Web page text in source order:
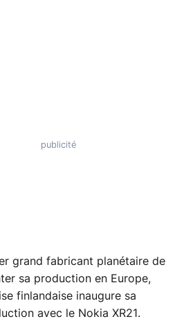
grand fabricant planétaire de
sa production en Europe,
finlandaise inaugure sa
avec le Nokia XR21.